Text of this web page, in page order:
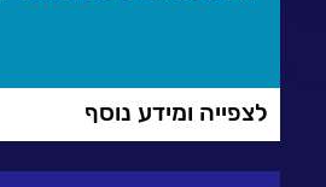
לצפייה ומידע נוסף